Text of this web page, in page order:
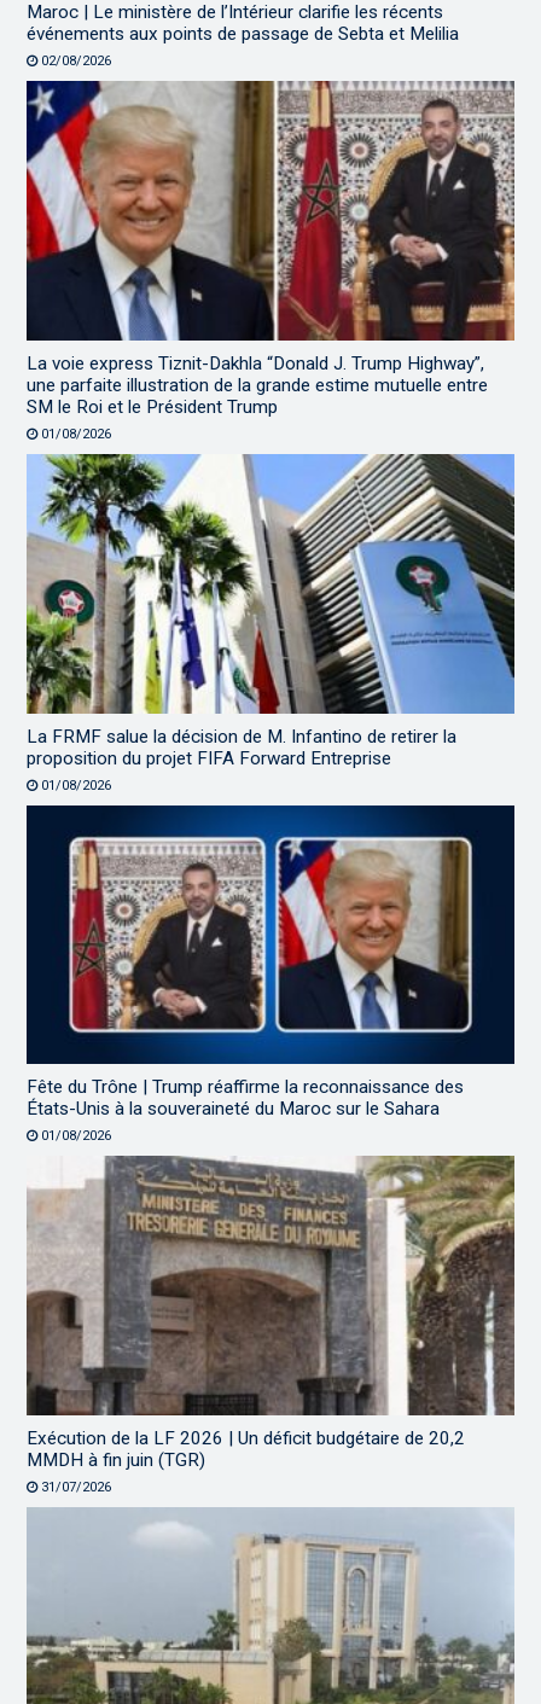
Maroc | Le ministère de l’Intérieur clarifie les récents
événements aux points de passage de Sebta et Melilia
02/08/2026
La voie express Tiznit-Dakhla “Donald J. Trump Highway”,
une parfaite illustration de la grande estime mutuelle entre
SM le Roi et le Président Trump
01/08/2026
La FRMF salue la décision de M. Infantino de retirer la
proposition du projet FIFA Forward Entreprise
01/08/2026
Fête du Trône | Trump réaffirme la reconnaissance des
États-Unis à la souveraineté du Maroc sur le Sahara
01/08/2026
Exécution de la LF 2026 | Un déficit budgétaire de 20,2
MMDH à fin juin (TGR)
31/07/2026